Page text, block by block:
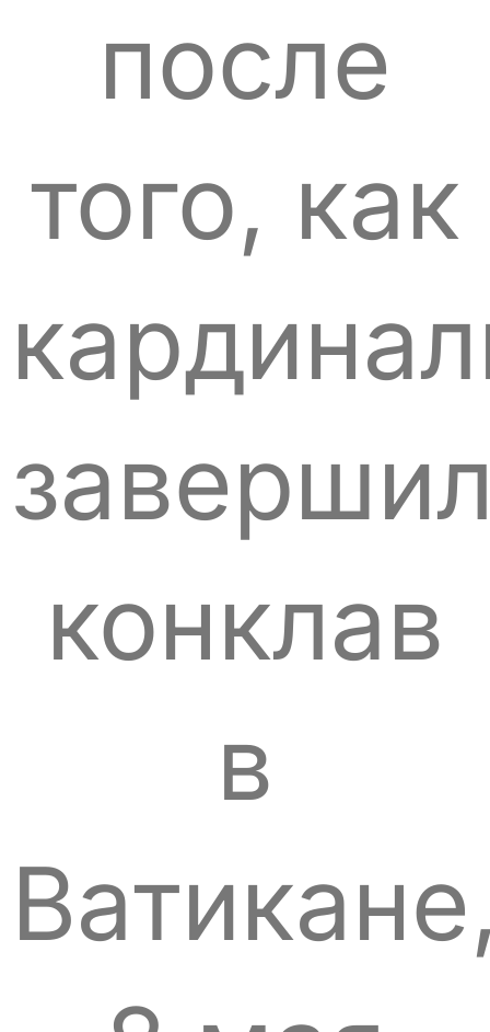
после
того, как
конклав
в